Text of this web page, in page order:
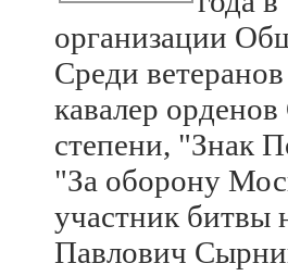
организации
Среди
кавалер
степени, "Знак
"За оборону
участник битвы
Павлович